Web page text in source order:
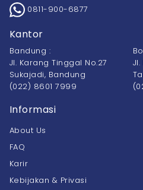
0811-900-6877
Kantor
Bandung :
Jl. Karang Tinggal No.27
Sukajadi, Bandung
(022) 8601 7999
Informasi
About Us
FAQ
Karir
Kebijakan & Privasi